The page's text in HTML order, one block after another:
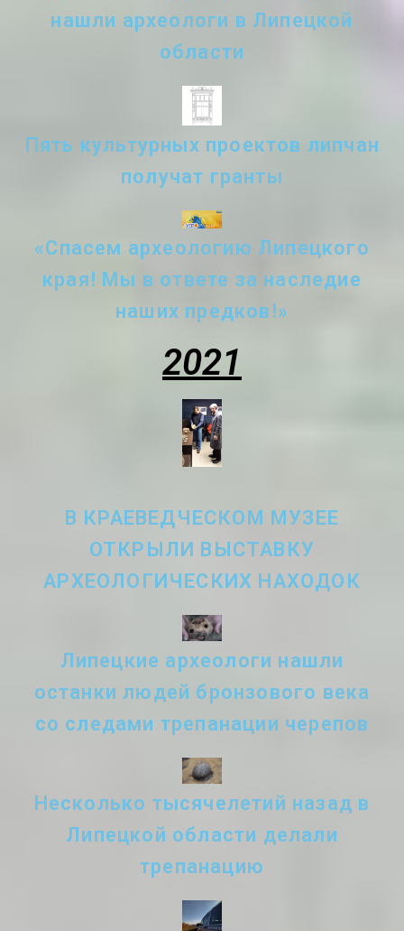
нашли археологи в Липецкой
области
Пять культурных проектов липчан
получат гранты
«Спасем археологию Липецкого
края! Мы в ответе за наследие
наших предков!»
2021
В КРАЕВЕДЧЕСКОМ МУЗЕЕ
ОТКРЫЛИ ВЫСТАВКУ
АРХЕОЛОГИЧЕСКИХ НАХОДОК
Липецкие археологи нашли
останки людей бронзового века
со следами трепанации черепов
Несколько тысячелетий назад в
Липецкой области делали
трепанацию